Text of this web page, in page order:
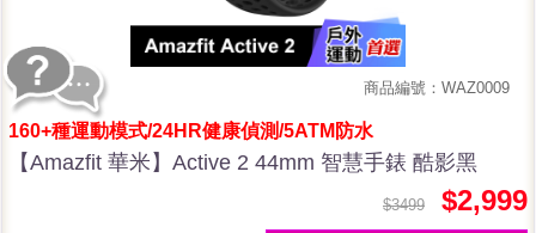
商品編號：WAZ0009
160+種運動模式/24HR健康偵測/5ATM防水
【Amazfit 華米】Active 2 44mm 智慧手錶 酷影黑
$3499 $2,999